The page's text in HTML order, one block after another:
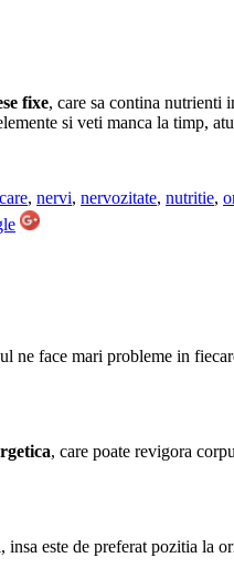
fixe, care sa contina nutrienti
si veti manca la timp,
, nervi, nervozitate, nutritie,
ne face mari probleme in
, care poate revigora
este de preferat pozitia la